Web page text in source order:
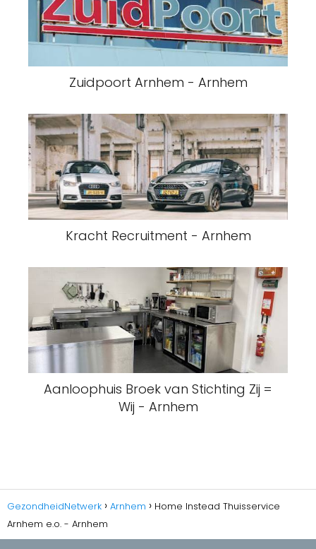
Zuidpoort Arnhem - Arnhem
Kracht Recruitment - Arnhem
Aanloophuis Broek van Stichting Zij =
Wij - Arnhem
GezondheidNetwerk Arnhem
Home Instead Thuisservice
Arnhem e.o. - Arnhem